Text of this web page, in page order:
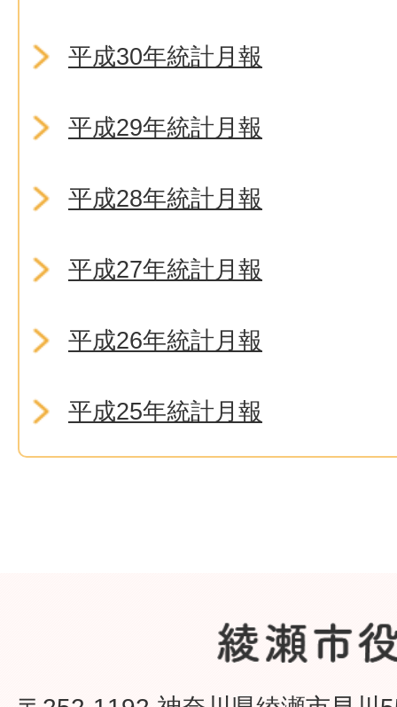
平成30年統計月報
平成29年統計月報
平成28年統計月報
平成27年統計月報
平成26年統計月報
平成25年統計月報